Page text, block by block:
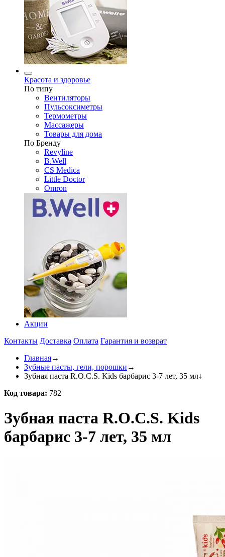
Красота и здоровье
По типу
Вентиляторы
Пульсоксиметры
Термометры
Массажеры
Товары для дома
По Бренду
Revyline
B.Well
CS Medica
Little Doctor
Omron
Акции
Контакты Доставка Оплата Гарантия и возврат
Главная→
Зубные пасты, гели, порошки →
Зубная паста R.O.C.S. Kids барбарис 3-7 лет, 35 мл↓
Код товара: 782
Зубная паста R.O.C.S. Kids
барбарис 3-7 лет, 35 мл